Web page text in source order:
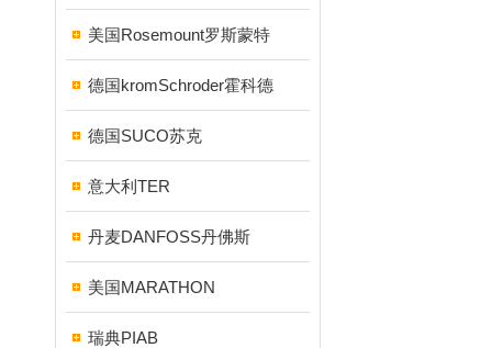
美国Rosemount罗斯蒙特
德国kromSchroder霍科德
德国SUCO苏克
意大利TER
丹麦DANFOSS丹佛斯
美国MARATHON
瑞典PIAB